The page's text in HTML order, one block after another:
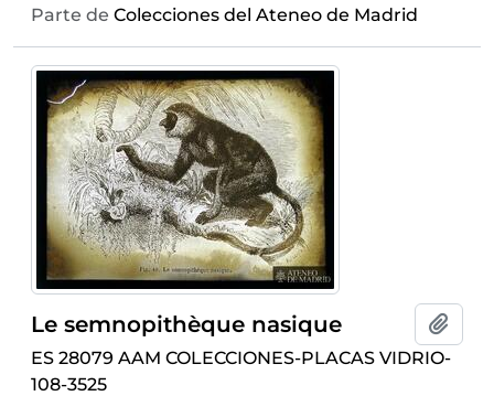
Parte de Colecciones del Ateneo de Madrid
Le semnopithèque nasique
ES 28079 AAM COLECCIONES-PLACAS VIDRIO-
108-3525